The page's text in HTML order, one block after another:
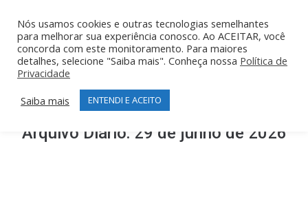
Arquivo Diário: 29 de junho de 2026
Nós usamos cookies e outras tecnologias semelhantes
para melhorar sua experiência conosco. Ao ACEITAR, você
concorda com este monitoramento. Para maiores
detalhes, selecione "Saiba mais". Conheça nossa Política de
Privacidade
Saiba mais
ENTENDI E ACEITO